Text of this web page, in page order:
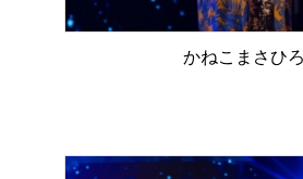
かねこまさひろ